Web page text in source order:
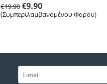
€19.90 €9.90
(Συμπεριλαμβανομένου Φορου)